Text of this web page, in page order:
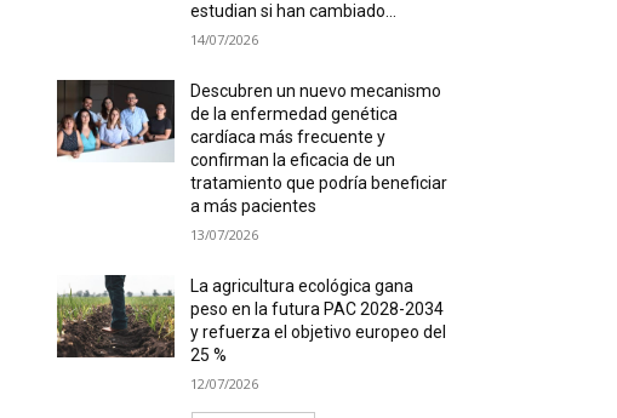
estudian si han cambiado...
14/07/2026
Descubren un nuevo mecanismo
de la enfermedad genética
cardíaca más frecuente y
confirman la eficacia de un
tratamiento que podría beneficiar
a más pacientes
13/07/2026
La agricultura ecológica gana
peso en la futura PAC 2028-2034
y refuerza el objetivo europeo del
25 %
12/07/2026